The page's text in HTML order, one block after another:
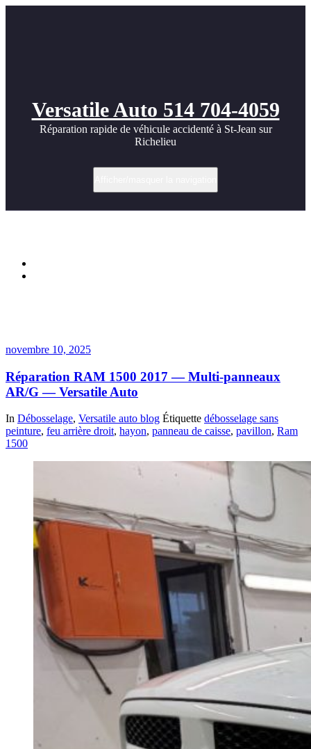
Versatile Auto 514 704-4059
Réparation rapide de véhicule accidenté à St-Jean sur
Richelieu
novembre 10, 2025
Réparation RAM 1500 2017 — Multi‑panneaux
AR/G — Versatile Auto
In Débosselage, Versatile auto blog Étiquette débosselage sans
peinture, feu arrière droit, hayon, panneau de caisse, pavillon, Ram
1500